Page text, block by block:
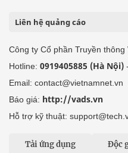
Liên hệ quảng cáo
Công ty Cổ phần Truyền thông
Hotline: 0919405885 (Hà Nội) -
Email: contact@vietnamnet.vn
Báo giá: http://vads.vn
Hỗ trợ kỹ thuật:
Tải ứng dụng Độc